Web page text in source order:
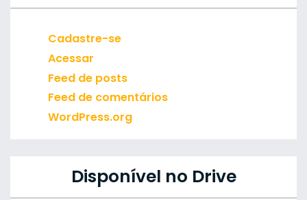
Cadastre-se
Acessar
Feed de posts
Feed de comentários
WordPress.org
Disponível no Drive